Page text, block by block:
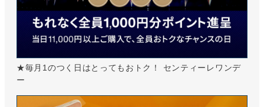
★毎月1のつく日はとってもおトク！ センティーレワンデ
ー